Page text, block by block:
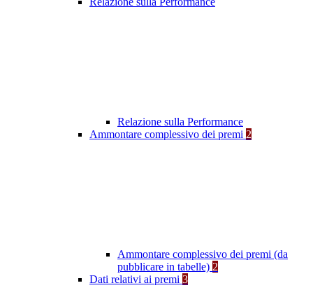
Relazione sulla Performance
Ammontare complessivo dei premi 2
Ammontare complessivo dei premi (da
pubblicare in tabelle) 2
Dati relativi ai premi 3